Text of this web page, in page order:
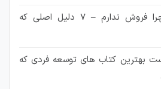
چرا فروش ندارم – 7 دلیل اصلی که
بهترین کتاب های توسعه فردی که